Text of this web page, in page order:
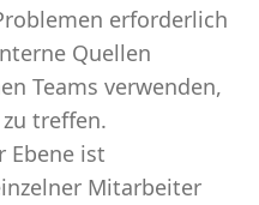
erforderlich
Quellen
Teams verwenden,
treffen.
Ebene ist
Mitarbeiter